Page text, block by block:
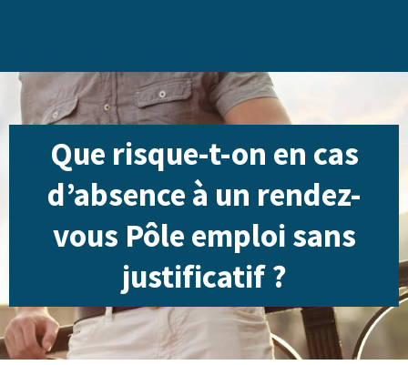
Que risque-t-on en cas
d’absence à un rendez-
vous Pôle emploi sans
justificatif ?